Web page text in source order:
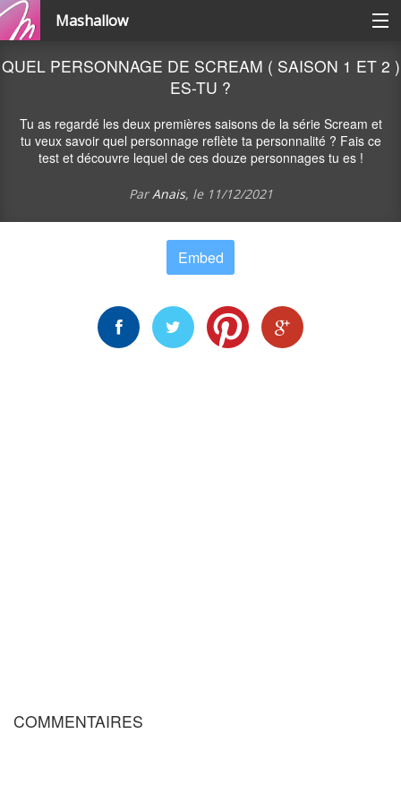
Mashallow
Catégories
QUEL PERSONNAGE DE SCREAM ( SAISON 1 ET 2 )
ES-TU ?
Tu as regardé les deux premières saisons de la série Scream et
tu veux savoir quel personnage reflète ta personnalité ? Fais ce
test et découvre lequel de ces douze personnages tu es !
ParAnais, le 11/12/2021
Embed
COMMENTAIRES